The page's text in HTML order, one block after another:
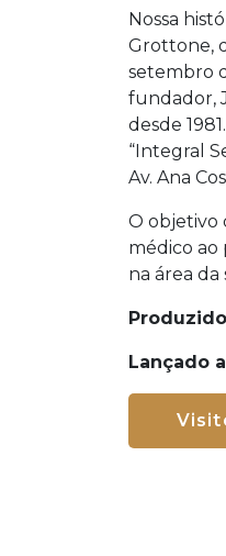
Nossa
Grottone,
setembro
fundador,
desde
“Integral
Av. Ana
O objetivo
médico ao
na área
Lançado